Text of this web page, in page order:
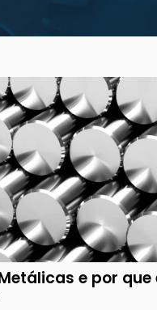
e por que